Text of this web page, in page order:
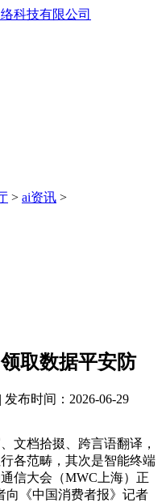
> ai资讯 >
取数据平安防
| 发布时间：2026-06-29
档拾掇、跨言语翻译，
各范畴，其次是智能终端
信大会（MWC上海）正
向《中国消费者报》记者